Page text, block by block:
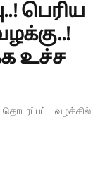
பெரிய
உச்ச
தொடரப்பட்ட வழக்கில்